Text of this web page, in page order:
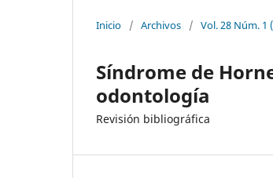
Inicio / Archivos / Vol. 28 Núm. 1
Síndrome de
odontología
Revisión bibliográfica